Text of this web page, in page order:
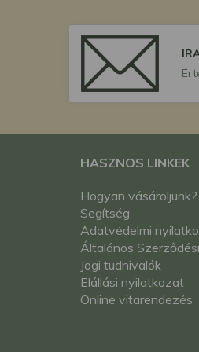
HASZNOS LINKEK
Hogyan vásároljunk?
Segítség
Adatvédelmi
Általános
Jogi tudnivalók
Elállási nyilatkozat
Online vitarendezés